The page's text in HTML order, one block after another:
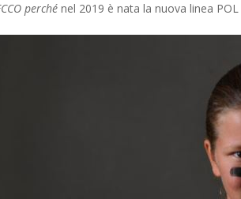
perché nel 2019 è nata la nuova linea POL